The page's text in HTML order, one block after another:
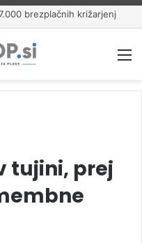
brezplačnih križarjenj
tujini, prej